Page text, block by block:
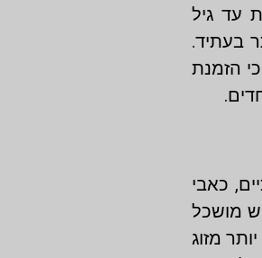
עד גיל
בעתיד.
הזמנת
כאבי
מושכל
מזוג